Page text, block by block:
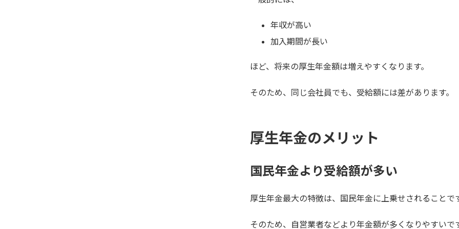
年収が高い
加入期間が長い
ほど、将来の厚生年金額は増えやすくなります。
そのため、同じ会社員でも、受給額には差があります。
厚生年金のメリット
国民年金より受給額が多い
厚生年金最大の特徴は、国民年金に上乗せされることです
そのため、自営業者などより年金額が多くなりやすいです